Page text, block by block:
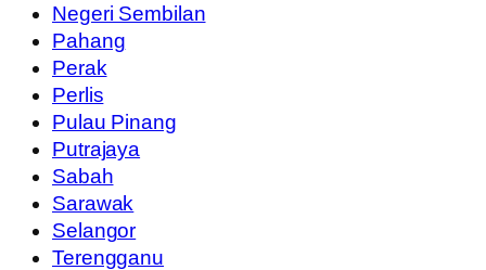
Negeri Sembilan
Pahang
Perak
Perlis
Pulau Pinang
Putrajaya
Sabah
Sarawak
Selangor
Terengganu